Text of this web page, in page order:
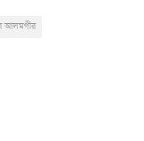
আলমগীর